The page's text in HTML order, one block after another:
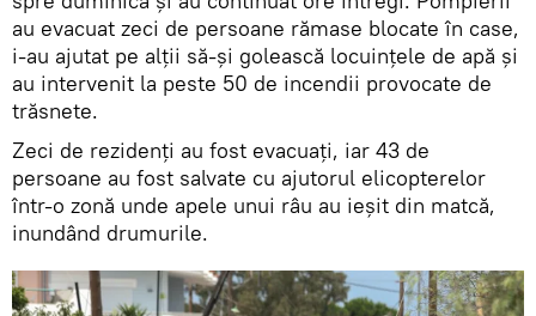
au evacuat zeci de persoane rămase blocate în case,
i-au ajutat pe alții să-și golească locuințele de apă și
au intervenit la peste 50 de incendii provocate de
trăsnete.
Zeci de rezidenţi au fost evacuaţi, iar 43 de
persoane au fost salvate cu ajutorul elicopterelor
într-o zonă unde apele unui râu au ieşit din matcă,
inundând drumurile.